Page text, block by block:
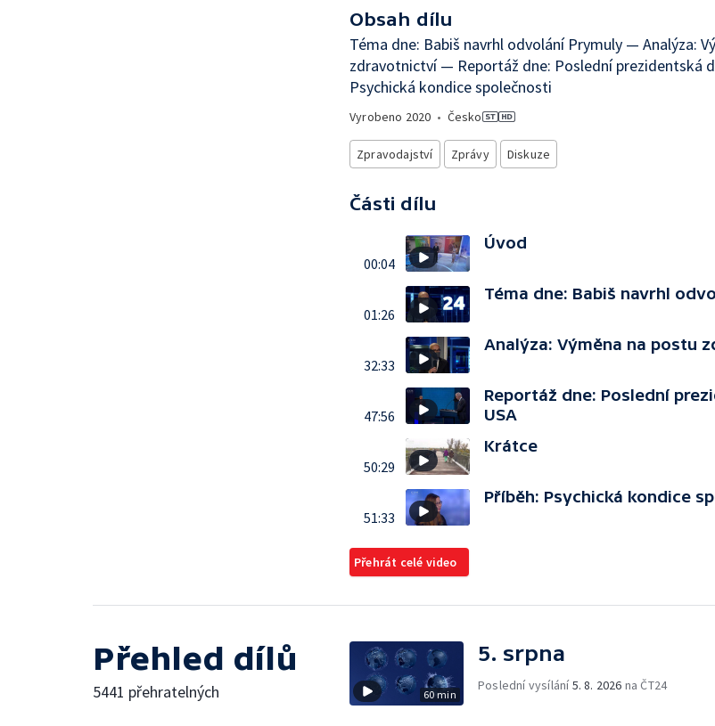
Obsah dílu
Téma dne: Babiš navrhl odvolání Prymuly — Analýza:
zdravotnictví — Reportáž dne: Poslední prezidentská
Psychická kondice společnosti
Vyrobeno 2020 • Česko
Zpravodajství Zprávy Diskuze
Části dílu
00:04
Úvod
01:26
Téma dne: Babiš navrhl
32:33
Analýza: Výměna na postu
47:56
Reportáž dne: Poslední
USA
50:29
Krátce
51:33
Příběh: Psychická kondice
Přehrát celé video
Přehled dílů
5441 přehratelných 60 min
5. srpna
Poslední vysílání5. 8. 2026 na ČT24